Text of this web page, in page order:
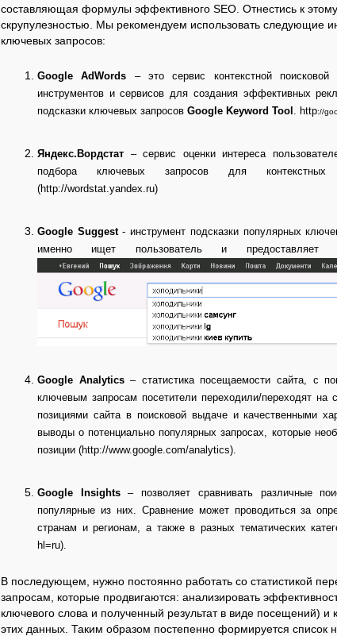
составляющая формулы эффективного SEO. Отнестись к
скрупулезностью. Мы рекомендуем использовать следующие
ключевых запросов:
Google AdWords – это сервис контекстной
инструментов и сервисов для создания эффективных
подсказки ключевых запросов Google Keyword Tool . http://
Яндекс.Вордстат – сервис оценки интереса
подбора ключевых запросов для контекстных
(http://wordstat.yandex.ru)
Google Suggest- инструмент подсказки популярных
именно ищет пользователь и предоставляет
Google Analytics– статистика посещаемости сайта, с
ключевым запросам посетители переходили/переходят на
позициями сайта в поисковой выдаче и качественными
выводы о потенциально популярных запросах, которые
позиции (http://www.google.com/analytics).
Google nsights– позволяет сравнивать различные
популярные из них. Сравнение может проводиться за
странам и регионам, а также в разных тематических
hl=ru).
В последующем, нужно постоянно работать со статистикой
запросам, которые продвигаются: анализировать
ключевого слова и полученный результат в виде посещений) и
этих данных. Таким образом постепенно формируется